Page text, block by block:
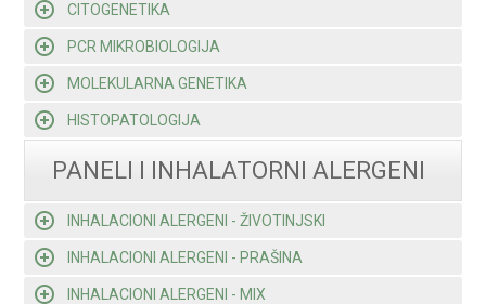
CITOGENETIKA
PCR MIKROBIOLOGIJA
MOLEKULARNA GENETIKA
HISTOPATOLOGIJA
PANELI I INHALATORNI ALERGENI
INHALACIONI ALERGENI - ŽIVOTINJSKI
INHALACIONI ALERGENI - PRAŠINA
INHALACIONI ALERGENI - MIX